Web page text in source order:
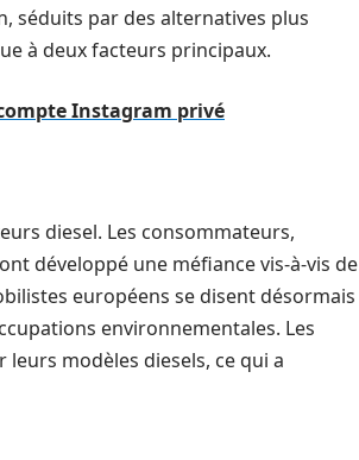
séduits par des alternatives plus
à deux facteurs principaux.
Instagram privé
diesel. Les consommateurs,
développé une méfiance vis-à-vis de
européens se disent désormais
environnementales. Les
modèles diesels, ce qui a